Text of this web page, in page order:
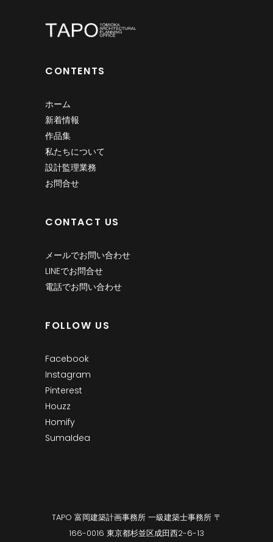
CONTENTS
ホーム
新着情報
作品集
私たちについて
設計監理業務
お問合せ
CONTACT US
メールでお問い合わせ
LINEでお問合せ
電話でお問い合わせ
FOLLOW US
Facebook
Instagram
Pinterest
Houzz
Homify
SumaIdea
TAPO 富岡建築計画事務所 一級建築士事務所 〒
166-0016 東京都杉並区成田西2-6-13